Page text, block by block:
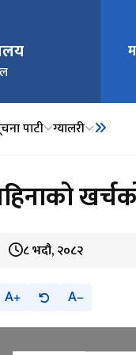
मुख्य
पाटी ग्यालरी
८ भदौ, २०८२
A A